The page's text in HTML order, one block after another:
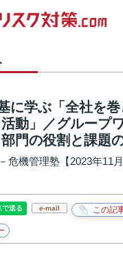
に学ぶ「全社を
動」／グループ
門の役割と課題
危機管理塾【2023年11
e-mail